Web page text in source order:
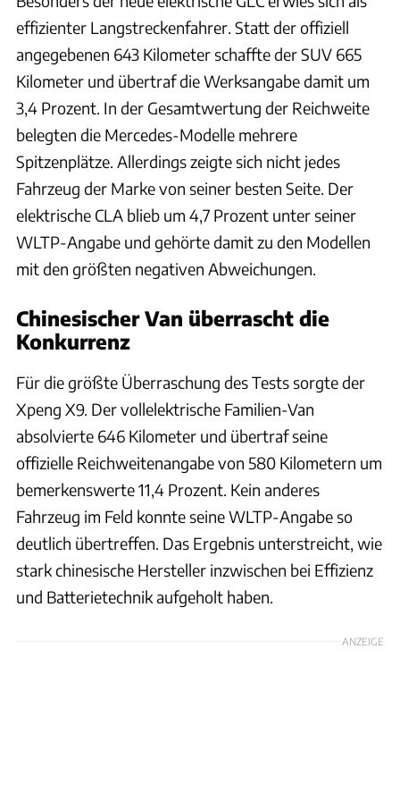
effizienter Langstreckenfahrer. Statt der offiziell
angegebenen 643 Kilometer schaffte der SUV 665
Kilometer und übertraf die Werksangabe damit um
3,4 Prozent. In der Gesamtwertung der Reichweite
belegten die Mercedes-Modelle mehrere
Spitzenplätze. Allerdings zeigte sich nicht jedes
Fahrzeug der Marke von seiner besten Seite. Der
elektrische CLA blieb um 4,7 Prozent unter seiner
WLTP-Angabe und gehörte damit zu den Modellen
mit den größten negativen Abweichungen.
Chinesischer Van überrascht die
Konkurrenz
Für die größte Überraschung des Tests sorgte der
Xpeng X9. Der vollelektrische Familien-Van
absolvierte 646 Kilometer und übertraf seine
offizielle Reichweitenangabe von 580 Kilometern um
bemerkenswerte 11,4 Prozent. Kein anderes
Fahrzeug im Feld konnte seine WLTP-Angabe so
deutlich übertreffen. Das Ergebnis unterstreicht, wie
stark chinesische Hersteller inzwischen bei Effizienz
und Batterietechnik aufgeholt haben.
ANZEIGE